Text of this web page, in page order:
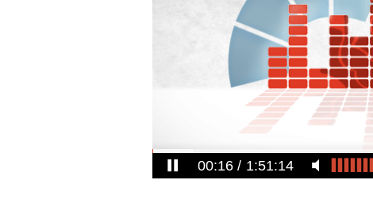
00:17 1:51:14